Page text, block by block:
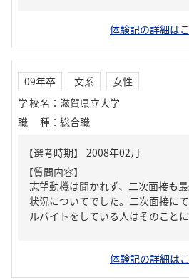
体験記の詳細は
09年卒 文系
女性
学校名 ： 滋賀県立大学
職種 ： 総合職
【質問内容】
志望動機は聞かれず、二次面接も
状況についてでした。二次面接に
ルバイトをしている人はそのこと
体験記の詳細は